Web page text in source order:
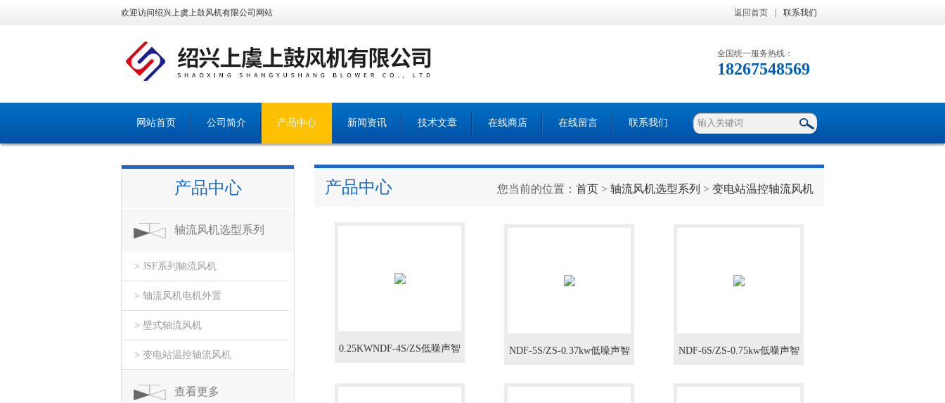
欢迎访问绍兴上虞上鼓风机有限公司网站 返回首页 联系我们
全国统一服务热线：
18267548569
网站首页 公司简介 产品中心 新闻资讯 技术文章 在线商店 在线留言 联系我们
产品中心
轴流风机选型系列
> JSF系列轴流风机
> 轴流风机电机外置
> 壁式轴流风机
> 变电站温控轴流风机
查看更多
产品中心 您当前的位置： 首页 > 轴流风机选型系列 > 变电站温控轴流风机
0.25KWNDF-4S/ZS低噪声智 NDF-5S/ZS-0.37kw低噪声智 NDF-6S/ZS-0.75kw低噪声智